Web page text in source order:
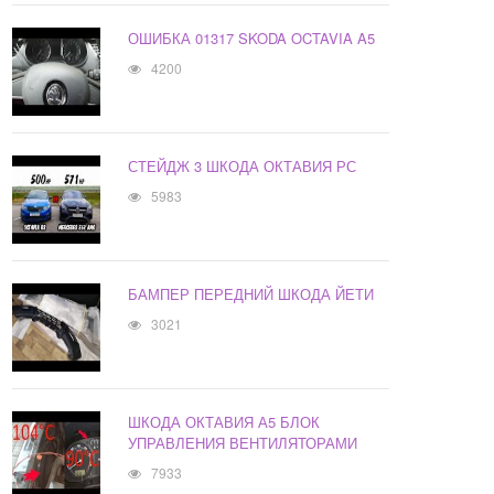
ОШИБКА 01317 SKODA OCTAVIA A5
4200
СТЕЙДЖ 3 ШКОДА ОКТАВИЯ РС
5983
БАМПЕР ПЕРЕДНИЙ ШКОДА ЙЕТИ
3021
ШКОДА ОКТАВИЯ А5 БЛОК
УПРАВЛЕНИЯ ВЕНТИЛЯТОРАМИ
7933